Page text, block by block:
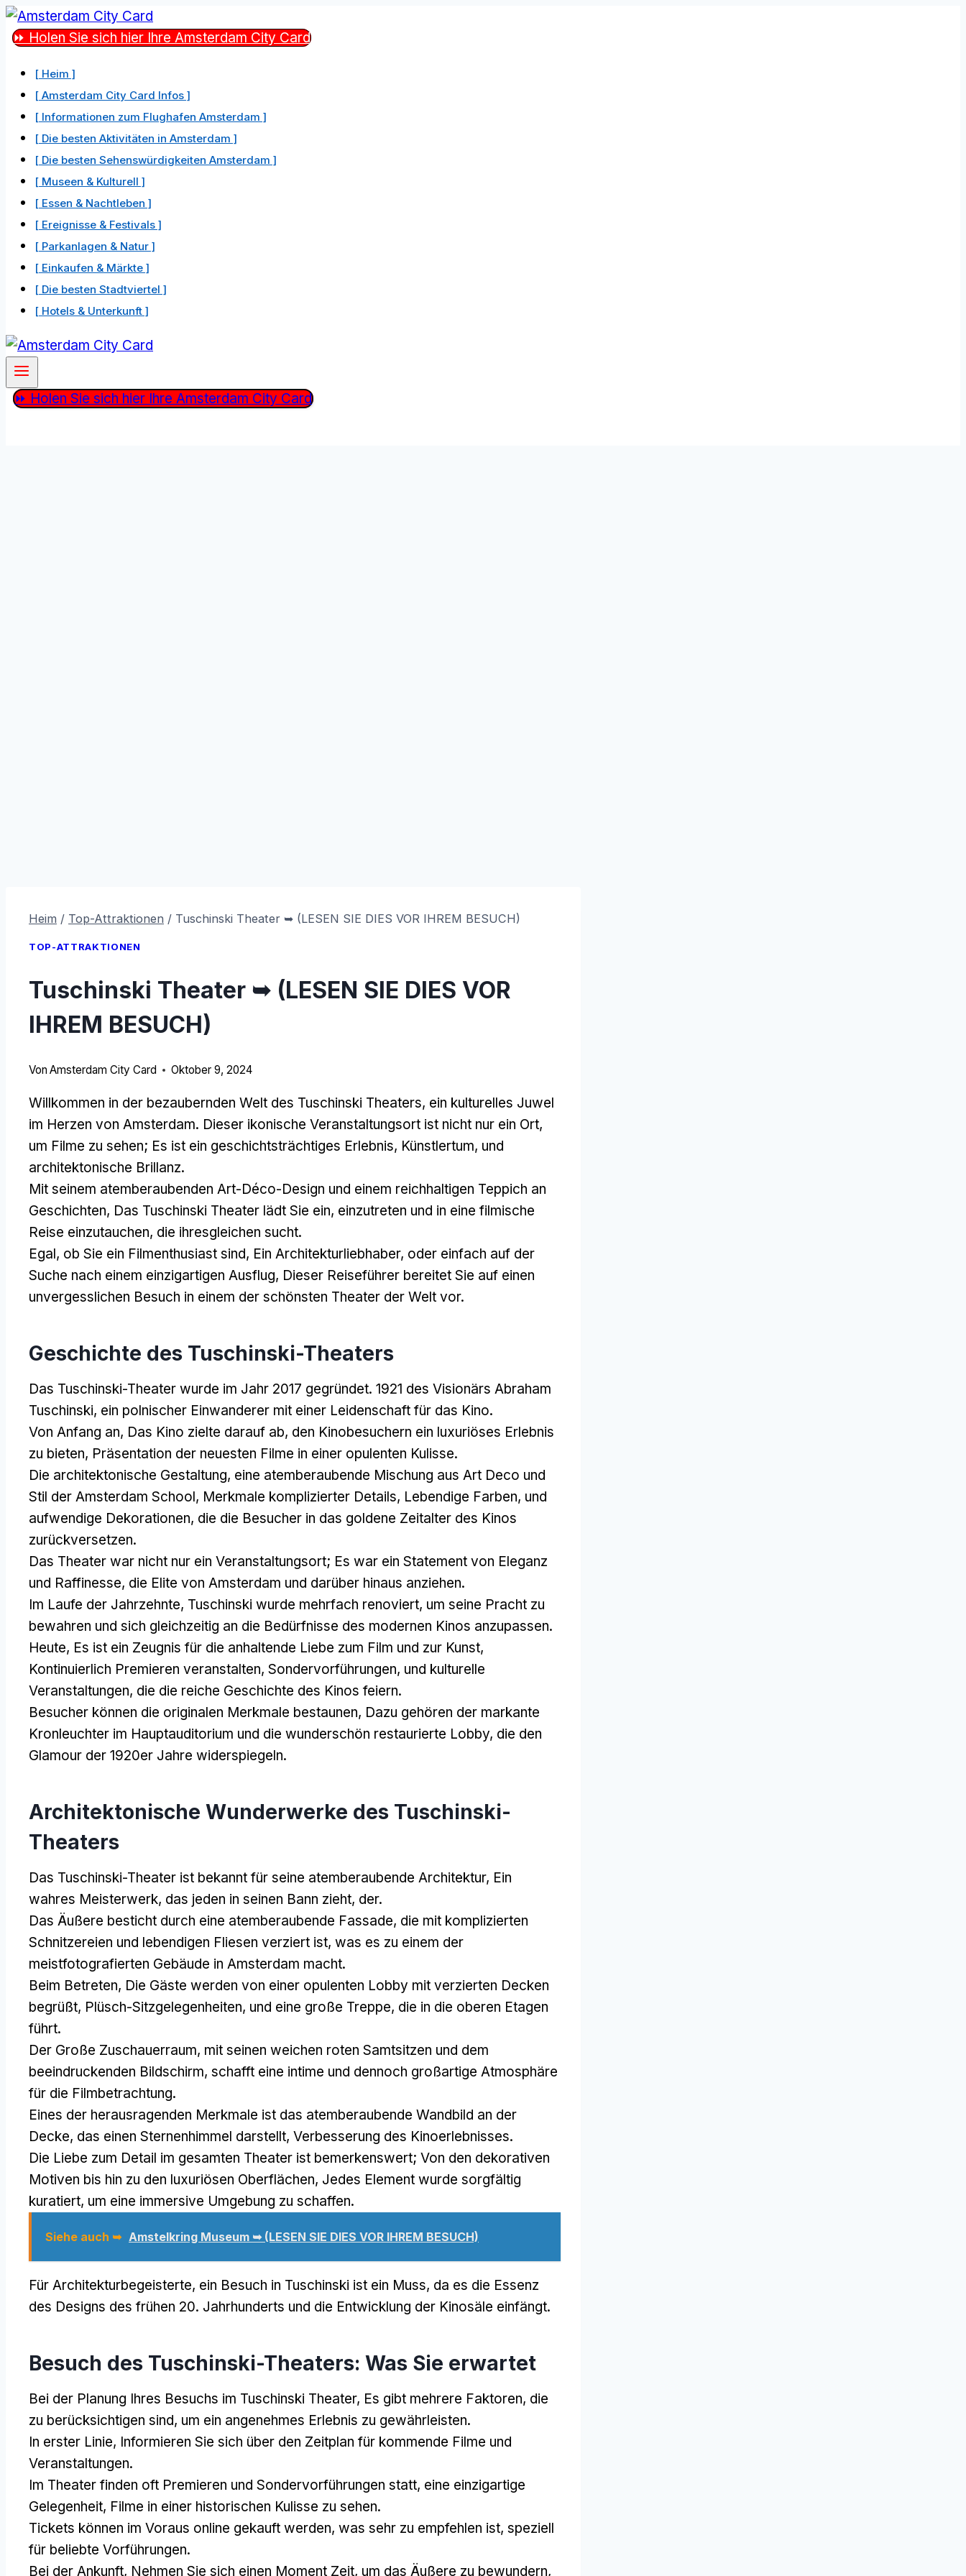
Zum
Inhalt
⏩ Holen Sie sich hier Ihre Amsterdam City Card
[ Heim ]
[ Amsterdam City Card Infos ]
[ Informationen zum Flughafen Amsterdam ]
[ Die besten Aktivitäten in Amsterdam ]
[ Die besten Sehenswürdigkeiten Amsterdam ]
[ Museen & Kulturell ]
[ Essen & Nachtleben ]
[ Ereignisse & Festivals ]
[ Parkanlagen & Natur ]
[ Einkaufen & Märkte ]
[ Die besten Stadtviertel ]
[ Hotels & Unterkunft ]
⏩ Holen Sie sich hier Ihre Amsterdam City Card
Heim / Top-Attraktionen / Tuschinski Theater ➥ (LESEN SIE DIES VOR IHREM BESUCH)
TOP-ATTRAKTIONEN
Tuschinski Theater ➥ (LESEN SIE DIES VOR
IHREM BESUCH)
Von Amsterdam City Card Oktober 9, 2024
Willkommen in der bezaubernden Welt des Tuschinski Theaters, ein kulturelles Juwel
im Herzen von Amsterdam. Dieser ikonische Veranstaltungsort ist nicht nur ein Ort,
um Filme zu sehen; Es ist ein geschichtsträchtiges Erlebnis, Künstlertum, und
architektonische Brillanz.
Mit seinem atemberaubenden Art-Déco-Design und einem reichhaltigen Teppich an
Geschichten, Das Tuschinski Theater lädt Sie ein, einzutreten und in eine filmische
Reise einzutauchen, die ihresgleichen sucht.
Egal, ob Sie ein Filmenthusiast sind, Ein Architekturliebhaber, oder einfach auf der
Suche nach einem einzigartigen Ausflug, Dieser Reiseführer bereitet Sie auf einen
unvergesslichen Besuch in einem der schönsten Theater der Welt vor.
Geschichte des Tuschinski-Theaters
Das Tuschinski-Theater wurde im Jahr 2017 gegründet. 1921 des Visionärs Abraham
Tuschinski, ein polnischer Einwanderer mit einer Leidenschaft für das Kino.
Von Anfang an, Das Kino zielte darauf ab, den Kinobesuchern ein luxuriöses Erlebnis
zu bieten, Präsentation der neuesten Filme in einer opulenten Kulisse.
Die architektonische Gestaltung, eine atemberaubende Mischung aus Art Deco und
Stil der Amsterdam School, Merkmale komplizierter Details, Lebendige Farben, und
aufwendige Dekorationen, die die Besucher in das goldene Zeitalter des Kinos
zurückversetzen.
Das Theater war nicht nur ein Veranstaltungsort; Es war ein Statement von Eleganz
und Raffinesse, die Elite von Amsterdam und darüber hinaus anziehen.
Im Laufe der Jahrzehnte, Tuschinski wurde mehrfach renoviert, um seine Pracht zu
bewahren und sich gleichzeitig an die Bedürfnisse des modernen Kinos anzupassen.
Heute, Es ist ein Zeugnis für die anhaltende Liebe zum Film und zur Kunst,
Kontinuierlich Premieren veranstalten, Sondervorführungen, und kulturelle
Veranstaltungen, die die reiche Geschichte des Kinos feiern.
Besucher können die originalen Merkmale bestaunen, Dazu gehören der markante
Kronleuchter im Hauptauditorium und die wunderschön restaurierte Lobby, die den
Glamour der 1920er Jahre widerspiegeln.
Architektonische Wunderwerke des Tuschinski-
Theaters
Das Tuschinski-Theater ist bekannt für seine atemberaubende Architektur, Ein
wahres Meisterwerk, das jeden in seinen Bann zieht, der.
Das Äußere besticht durch eine atemberaubende Fassade, die mit komplizierten
Schnitzereien und lebendigen Fliesen verziert ist, was es zu einem der
meistfotografierten Gebäude in Amsterdam macht.
Beim Betreten, Die Gäste werden von einer opulenten Lobby mit verzierten Decken
begrüßt, Plüsch-Sitzgelegenheiten, und eine große Treppe, die in die oberen Etagen
führt.
Der Große Zuschauerraum, mit seinen weichen roten Samtsitzen und dem
beeindruckenden Bildschirm, schafft eine intime und dennoch großartige Atmosphäre
für die Filmbetrachtung.
Eines der herausragenden Merkmale ist das atemberaubende Wandbild an der
Decke, das einen Sternenhimmel darstellt, Verbesserung des Kinoerlebnisses.
Die Liebe zum Detail im gesamten Theater ist bemerkenswert; Von den dekorativen
Motiven bis hin zu den luxuriösen Oberflächen, Jedes Element wurde sorgfältig
kuratiert, um eine immersive Umgebung zu schaffen.
Siehe auch ➥ Amstelkring Museum ➥ (LESEN SIE DIES VOR IHREM BESUCH)
Für Architekturbegeisterte, ein Besuch in Tuschinski ist ein Muss, da es die Essenz
des Designs des frühen 20. Jahrhunderts und die Entwicklung der Kinosäle einfängt.
Besuch des Tuschinski-Theaters: Was Sie erwartet
Bei der Planung Ihres Besuchs im Tuschinski Theater, Es gibt mehrere Faktoren, die
zu berücksichtigen sind, um ein angenehmes Erlebnis zu gewährleisten.
In erster Linie, Informieren Sie sich über den Zeitplan für kommende Filme und
Veranstaltungen.
Im Theater finden oft Premieren und Sondervorführungen statt, eine einzigartige
Gelegenheit, Filme in einer historischen Kulisse zu sehen.
Tickets können im Voraus online gekauft werden, was sehr zu empfehlen ist, speziell
für beliebte Vorführungen.
Bei der Ankunft, Nehmen Sie sich einen Moment Zeit, um das Äußere zu bewundern,